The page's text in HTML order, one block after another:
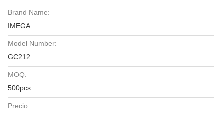
Brand Name:
IMEGA
Model Number:
GC212
MOQ:
500pcs
Precio: